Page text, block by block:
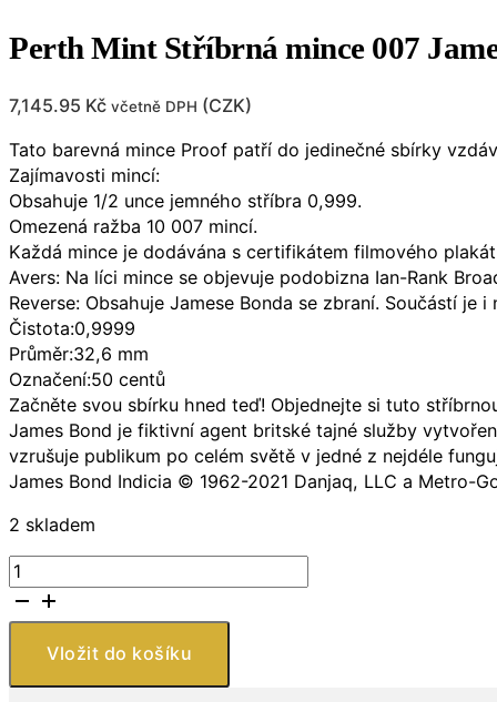
Perth Mint Stříbrná mince 007
7,145.95 Kč včetně DPH (CZK)
Tato barevná mince Proof patří do jedinečné sbírky
Zajímavosti mincí:
Obsahuje 1/2 unce jemného stříbra 0,999.
Omezená ražba 10 007 mincí.
Každá mince je dodávána s certifikátem filmového
Avers: Na líci mince se objevuje podobizna Ian-Rank
Reverse: Obsahuje Jamese Bonda se zbraní. Součástí je i
Čistota:0,9999
Průměr:32,6 mm
Označení:50 centů
Začněte svou sbírku hned teď! Objednejte si tuto
James Bond je fiktivní agent britské tajné služby
vzrušuje publikum po celém světě v jedné z nejdéle
James Bond Indicia © 1962-2021 Danjaq, LLC a Metro-
2 skladem
Perth
Mint
Stříbrná
mince
James
Vložit do košíku